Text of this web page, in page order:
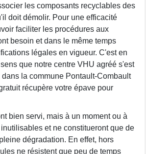
les composants recyclables des
doit démolir. Pour une efficacité
faciliter les procédures aux
besoin et dans le même temps
légales en vigueur. C'est en
que notre centre VHU agréé s'est
la commune Pontault-Combault
récupère votre épave pour
bien servi, mais à un moment ou à
et ne constitueront que de
dégradation. En effet, hors
ne résistent que peu de temps